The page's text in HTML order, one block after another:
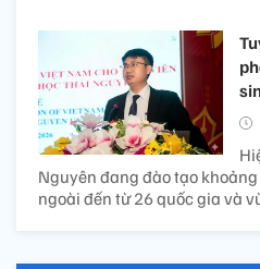
Nguyên đang đào tạo
ngoài đến từ 26 quốc gia và